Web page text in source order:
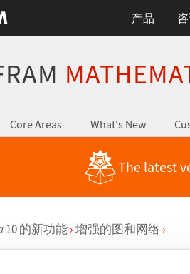
产品
Core Areas What's New
The latest
10 的新功能 ›增强的图和网络 ›